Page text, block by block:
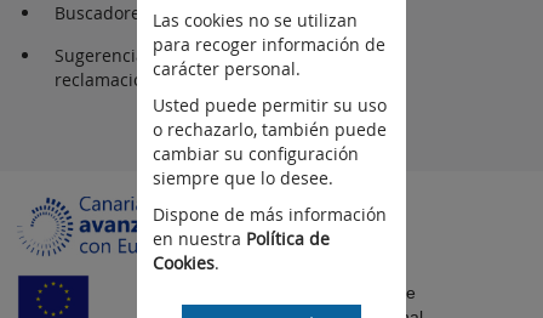
Buscadores
Sugerencia y
reclamaciones
Fondo Europeo de
Las cookies no se utilizan
para recoger información de
carácter personal.
Usted puede permitir su uso
o rechazarlo, también puede
cambiar su configuración
siempre que lo desee.
Dispone de más información
en nuestra Política de
Cookies.